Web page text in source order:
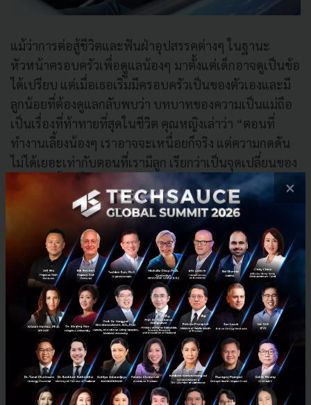
แม้ว่าการต่อสู้ชีวิตและฟันฝ่าอุปสรรคต่างๆ ในฐานะ
หัวหน้าครอบครัวเพื่อดููแลน้องๆ มาตั้งแต่เด็กอาจดูเป็นข้อ
ได้เปรียบ แต่เมื่อเธอเริ่มมีครอบครัวเป็นของตัวเองและมี
ลูกน้อยที่ต้องดูแลกลับพบว่า บทบาทของความเป็นแม่ถือ
เป็นเรื่องที่ท้าทายที่สุดในชีวิต คุณหญิงเล่าว่า “ตอนที่
ทำงานเลี้ยงน้องๆ เราอาจจะเหนื่อยก็จริง แต่ความกดดัน
ไม่ได้เยอะเท่ากับตอนที่เรามีลูก เรียกว่าเป็นจุดเปลี่ยนของ
ชีวิตอีกครั้งหนึ่งเลยก็ว่าได้ เพราะเราต้องดูแลรายละเอียด
ทุกอย่างของลูก ต้องเป็นให้ได้มากกว่าแม่ รวมถึงเรียนรู้ที่
จะเลี้ยงพวกเขาด้วยความเข้าใจ เป้าหมายของเราคืออยาก
ให้ลูกโตขึ้นอย่างมีคุณภาพ มีชีวิตความเป็นอยู่ที่ดี ไม่
ลำบากเหมือนเราก็พอแล้ว ส่วนในอนาคตเขาอยากทำ
อาชีพอะไร เราก็พร้อมสนับสนุนทุกอย่าง ขอแค่เป็นสิ่งที่ดี
ไม่ทำให้ใครเดือดร้อนก็พอ”
เพื่ออนาคตของลูก...ต้นทุนชีวิตที่น้อยกว่าไม่ใช่ข้ออ้างที่
จะย่อท้อ
×